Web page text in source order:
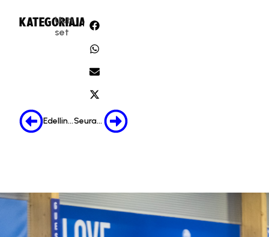
KATEGORIA:
Uuti
set
JAA:
Edellinen Seuraava